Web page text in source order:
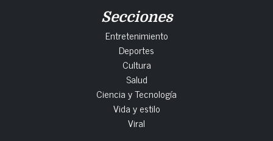
Secciones
Entretenimiento
Deportes
Cultura
Salud
Ciencia y Tecnología
Vida y estilo
Viral